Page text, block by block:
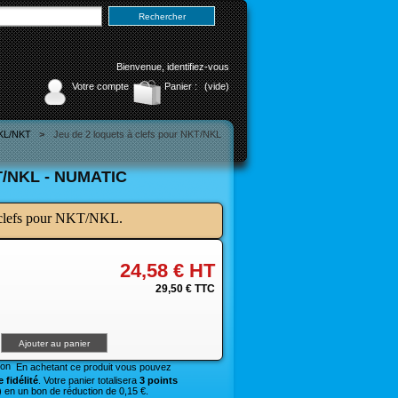
Bienvenue,identifiez-vous
Panier :
(vide)
Votre compte
NKT > Jeu de 2 loquets à clefs pour NKT/NKL
NKL - NUMATIC
pour NKT/NKL.
24,58 €HT
29,50 €TTC
En achetant ce produit vous pouvez
fidélité . Votre panier totalisera 3 points
un bon de réduction de 0,15 €.